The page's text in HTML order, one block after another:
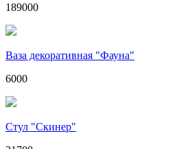
189000
Ваза декоративная "Фауна"
6000
Стул "Скинер"